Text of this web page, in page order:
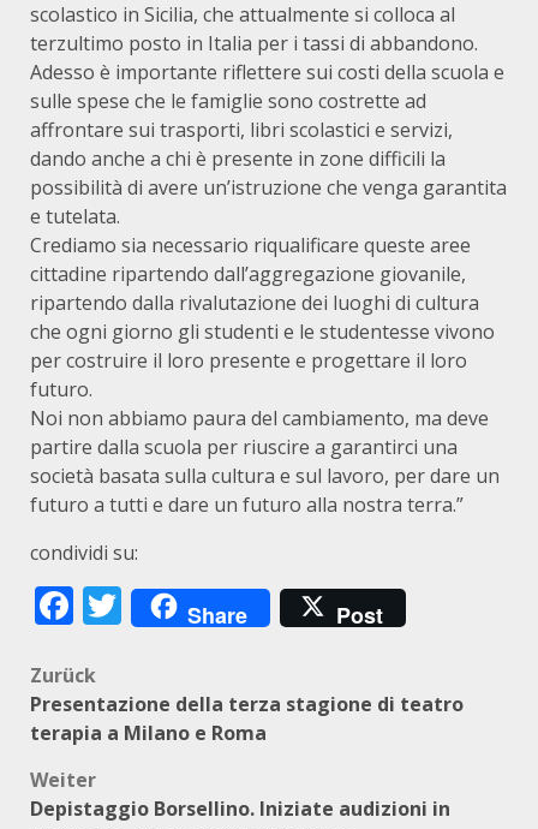
scolastico in Sicilia, che attualmente si colloca al
terzultimo posto in Italia per i tassi di abbandono.
Adesso è importante riflettere sui costi della scuola e
sulle spese che le famiglie sono costrette ad
affrontare sui trasporti, libri scolastici e servizi,
dando anche a chi è presente in zone difficili la
possibilità di avere un’istruzione che venga garantita
e tutelata.
Crediamo sia necessario riqualificare queste aree
cittadine ripartendo dall’aggregazione giovanile,
ripartendo dalla rivalutazione dei luoghi di cultura
che ogni giorno gli studenti e le studentesse vivono
per costruire il loro presente e progettare il loro
futuro.
Noi non abbiamo paura del cambiamento, ma deve
partire dalla scuola per riuscire a garantirci una
società basata sulla cultura e sul lavoro, per dare un
futuro a tutti e dare un futuro alla nostra terra.”
condividi su:
Facebook
Twitter
Share Post
Beitragsnavigation
Zurück
Presentazione della terza stagione di teatro
terapia a Milano e Roma
Weiter
Depistaggio Borsellino. Iniziate audizioni in